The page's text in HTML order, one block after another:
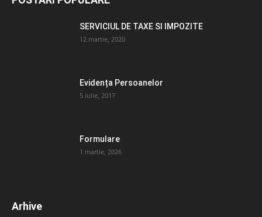
SERVICIUL DE TAXE SI IMPOZITE
12 martie, 2020
Evidența Persoanelor
5 iulie, 2017
Formulare
1 martie, 2026
Arhive